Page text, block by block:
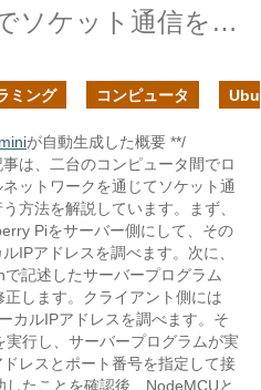
コンピュータ二台でソケット通信を試す
ミング コンピュータ
が自動生成した概要 **/
事は、二台のコンピュータ間でロ
ネットワークを通じてソケット通
方法を解説しています。まず、
Piをサーバー側にして、その
ルIPアドレスを調べます。次に、
で記述したサーバープログラム
します。クライアント側には
カルIPアドレスを調べます。そ
行し、サーバープログラムが実
レスとポート番号を指定して接
たことを確認後、NodeMCUと